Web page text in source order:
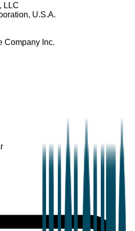
LLC
U.S.A.
Company Inc.